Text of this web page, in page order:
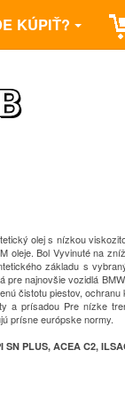
KÚPIŤ?
olej s nízkou
oleje. Bol Vyvinuté na
základu s
pre najnovšie vozidlá
čistotu piestov, ochranu
a prísadou Pre nízke
prísne európske normy.
SN PLUS, ACEA C2,